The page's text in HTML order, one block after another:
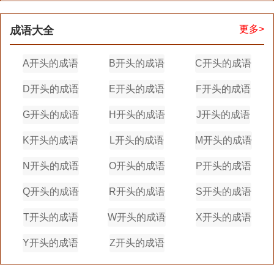
成语大全 更多>
A开头的成语 B开头的成语 C开头的成语
D开头的成语 E开头的成语 F开头的成语
G开头的成语 H开头的成语 J开头的成语
K开头的成语 L开头的成语 M开头的成语
N开头的成语 O开头的成语 P开头的成语
Q开头的成语 R开头的成语 S开头的成语
T开头的成语 W开头的成语 X开头的成语
Y开头的成语 Z开头的成语